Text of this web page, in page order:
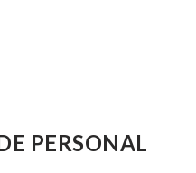
PERSONAL